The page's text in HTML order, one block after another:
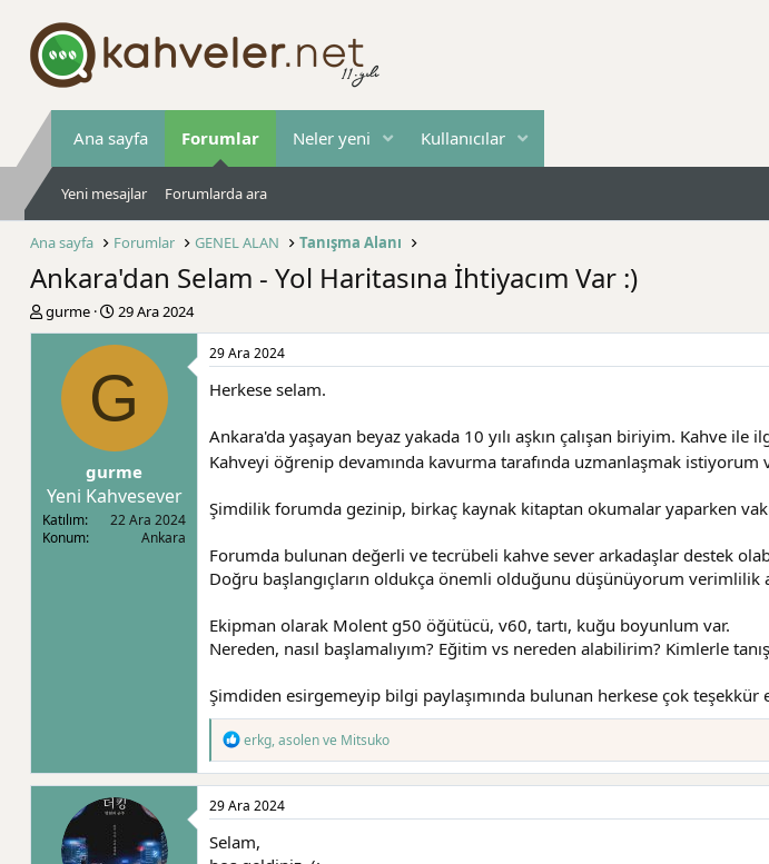
Ana sayfa Forumlar Neler yeni Kullanıcılar
Yeni mesajlar Forumlarda ara
Ana sayfa Forumlar GENEL ALAN Tanışma Alanı
Ankara'dan Selam - Yol Haritasına İhtiyacım Var :)
K
o
ş
l
a
gurme
B
a
ş
l
n
ı
ç
t
a
r
29 Ara 2024
G
gurme
Yeni Kahvesever
Katılım
22 Ara 2024
Konum
Ankara
29 Ara 2024
Herkese selam.
Ankara'da yaşayan beyaz yakada 10 yılı aşkın çalışan biriyim. Kahve ile
Kahveyi öğrenip devamında kavurma tarafında uzmanlaşmak
Şimdilik forumda gezinip, birkaç kaynak kitaptan okumalar yaparken
Forumda bulunan değerli ve tecrübeli kahve sever arkadaşlar destek
Doğru başlangıçların oldukça önemli olduğunu düşünüyorum verimlilik
Ekipman olarak Molent g50 öğütücü, v60, tartı, kuğu boyunlum var.
Nereden, nasıl başlamalıyım? Eğitim vs nereden alabilirim? Kimlerle
Şimdiden esirgemeyip bilgi paylaşımında bulunan herkese çok teşekkür
T
p
k
i
e
erkg,asolenve Mitsuko
29 Ara 2024
Selam,